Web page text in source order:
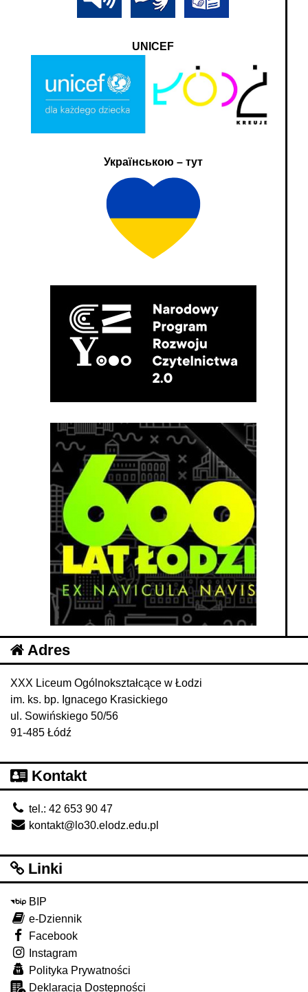
UNICEF
Українською – тут
Adres
XXX Liceum Ogólnokształcące w Łodzi
im. ks. bp. Ignacego Krasickiego
ul. Sowińskiego 50/56
91-485 Łódź
Kontakt
tel.: 42 653 90 47
kontakt@lo30.elodz.edu.pl
Linki
BIP
e-Dziennik
Facebook
Instagram
Polityka Prywatności
Deklaracja Dostępności